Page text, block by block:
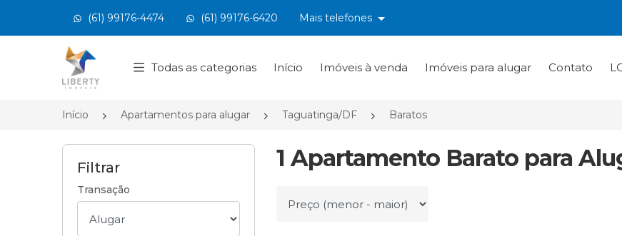
(61) 99176-4474 (61) 99176-6420 Mais telefones
Página inicial
Todas as categorias Início Imóveis à venda Imóveis para alugar Contato
Início Apartamentos para alugar Taguatinga/DF Baratos
Filtrar
Transação
1 Apartamento Barato para
Ordenar por